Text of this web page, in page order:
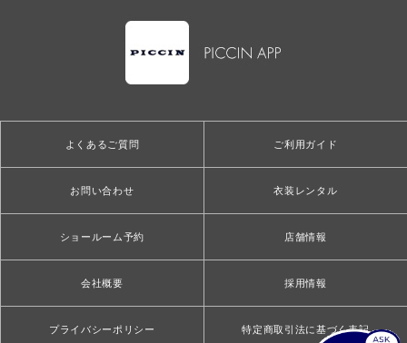
よくあるご質問 ご利用ガイド
お問い合わせ 衣装レンタル
ショールーム予約 店舗情報
会社概要 採用情報
プライバシーポリシー 特定商取引法に基づく表記